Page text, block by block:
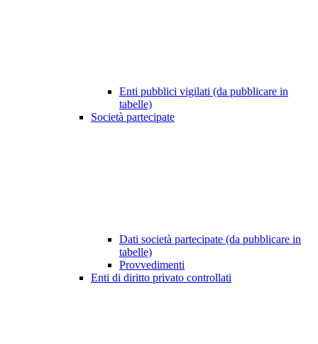
Enti pubblici vigilati (da pubblicare in
tabelle)
Società partecipate
Dati società partecipate (da pubblicare in
tabelle)
Provvedimenti
Enti di diritto privato controllati